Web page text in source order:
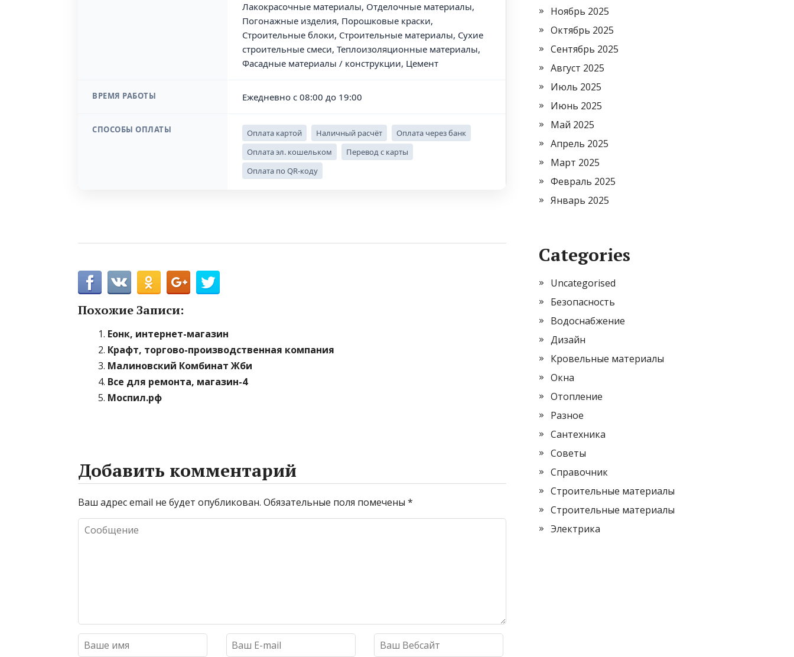
Лакокрасочные материалы, Отделочные материалы,
Погонажные изделия, Порошковые краски,
Строительные блоки, Строительные материалы, Сухие
строительные смеси, Теплоизоляционные материалы,
Фасадные материалы / конструкции, Цемент
ВРЕМЯ РАБОТЫ Ежедневно с 08:00 до 19:00
СПОСОБЫ ОПЛАТЫ Оплата картой Наличный расчёт
Оплата через банк
Оплата эл. кошельком
Перевод с карты
Оплата по QR-коду
Похожие Записи:
Еонк, интернет-магазин
Крафт, торгово-производственная компания
Малиновский Комбинат Жби
Все для ремонта, магазин-4
Моспил.рф
Добавить комментарий
Ваш адрес email не будет опубликован. Обязательные поля помечены *
Ноябрь 2025
Октябрь 2025
Сентябрь 2025
Август 2025
Июль 2025
Июнь 2025
Май 2025
Апрель 2025
Март 2025
Февраль 2025
Январь 2025
Categories
Uncategorised
Безопасность
Водоснабжение
Дизайн
Кровельные материалы
Окна
Отопление
Разное
Сантехника
Советы
Справочник
Строительные материалы
Строительные материалы
Электрика